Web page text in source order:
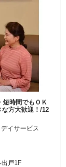
短時間でもＯＫ
方大歓迎！/12
イサービス
出戸1F